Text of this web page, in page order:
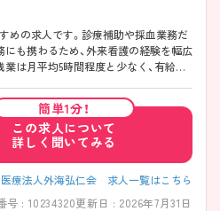
めの求人です。診療補助や採血業務だ
にも携わるため、外来看護の経験を幅広
います。 子育て支援にも力
支援や育休取得実績があるため、将来を
すすめできる求人です。
簡単1分！
この求人について
詳しく聞いてみる
医療法人外海弘仁会 求人一覧はこちら
号 : 10234320更新日 : 2026年7月31日